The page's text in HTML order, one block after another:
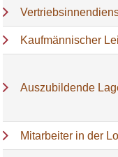
Kaufmännischer
Auszubildende
Mitarbeiter in der